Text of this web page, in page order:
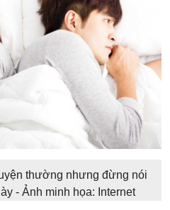
thường nhưng đừng nói
- Ảnh minh họa: Internet